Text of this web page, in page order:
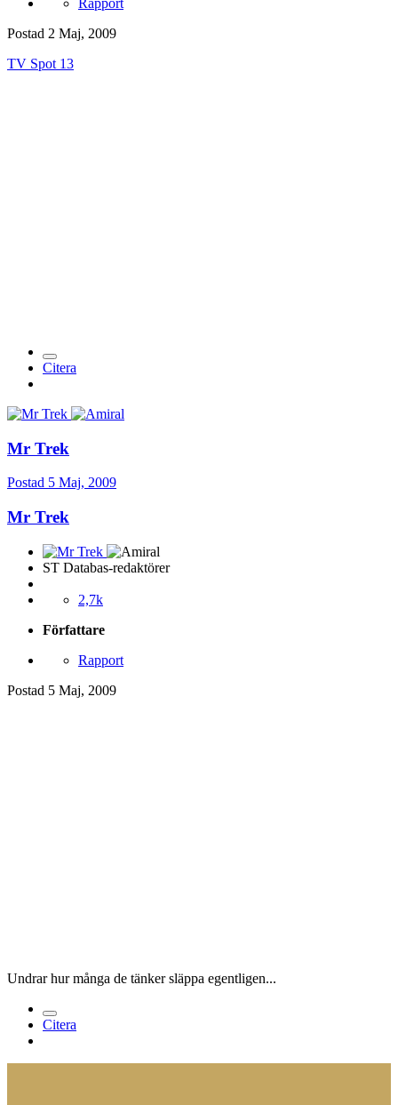
Postad 2 Maj, 2009
TV Spot 13
Citera
Mr Trek
Postad 5 Maj, 2009
Mr Trek
ST Databas-redaktörer
2,7k
Författare
Rapport
Postad 5 Maj, 2009
Undrar hur många de tänker släppa egentligen...
Citera